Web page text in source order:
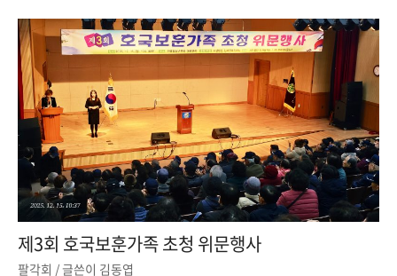
제3회 호국보훈가족 초청 위문행사
팔각회 / 글쓴이 김동엽